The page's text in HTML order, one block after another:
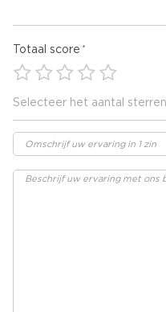
Totaal score
Selecteer het aantal